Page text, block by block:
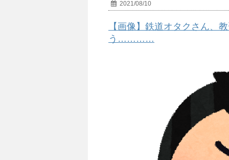
2021/08/10
【画像】鉄道オタクさん、
う…………